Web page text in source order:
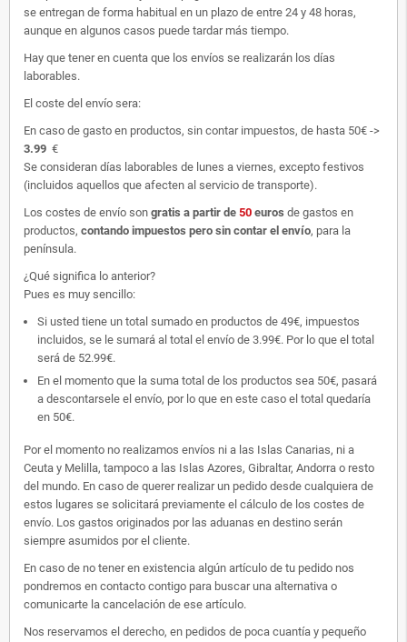
se entregan de forma habitual en un plazo de entre 24 y 48 horas,
aunque en algunos casos puede tardar más tiempo.
Hay que tener en cuenta que los envíos se realizarán los días
laborables.
El coste del envío sera:
En caso de gasto en productos, sin contar impuestos, de hasta 50€ ->
3.99 €
Se consideran días laborables de lunes a viernes, excepto festivos
(incluidos aquellos que afecten al servicio de transporte).
Los costes de envío son gratis a partir de 50 euros de gastos en
productos, contando impuestos pero sin contar el envío, para la
península.
¿Qué significa lo anterior?
Pues es muy sencillo:
Si usted tiene un total sumado en productos de 49€, impuestos
incluidos, se le sumará al total el envío de 3.99€. Por lo que el total
será de 52.99€.
En el momento que la suma total de los productos sea 50€, pasará
a descontarsele el envío, por lo que en este caso el total quedaría
en 50€.
Por el momento no realizamos envíos ni a las Islas Canarias, ni a
Ceuta y Melilla, tampoco a las Islas Azores, Gibraltar, Andorra o resto
del mundo. En caso de querer realizar un pedido desde cualquiera de
estos lugares se solicitará previamente el cálculo de los costes de
envío. Los gastos originados por las aduanas en destino serán
siempre asumidos por el cliente.
En caso de no tener en existencia algún artículo de tu pedido nos
pondremos en contacto contigo para buscar una alternativa o
comunicarte la cancelación de ese artículo.
Nos reservamos el derecho, en pedidos de poca cuantía y pequeño